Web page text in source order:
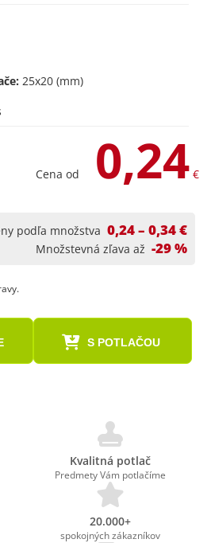
25x20 (mm)
Cena od 0,24 €
podľa množstva 0,24 – 0,34 €
Množstevná zľava až -29 %
S POTLAČOU
Kvalitná potlač
Predmety Vám potlačíme
20.000+
spokojných zákazníkov